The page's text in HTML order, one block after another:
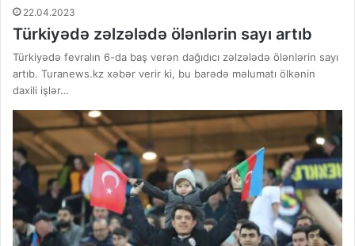
22.04.2023
Türkiyədə zəlzələdə ölənlərin sayı artıb
Türkiyədə fevralın 6-da baş verən dağıdıcı zəlzələdə ölənlərin sayı
artıb. Turanews.kz xəbər verir ki, bu barədə məlumatı ölkənin
daxili işlər…